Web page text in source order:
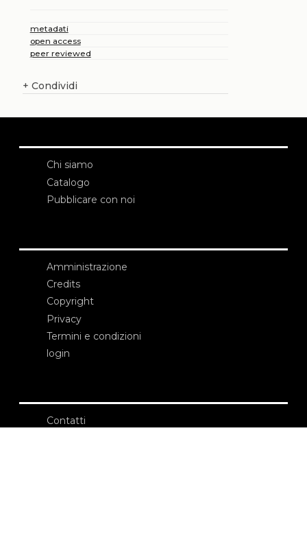
metadati
open access
peer reviewed
+ Condividi
Chi siamo
Catalogo
Pubblicare con noi
Amministrazione
Credits
Copyright
Privacy
Termini e condizioni
login
Contatti